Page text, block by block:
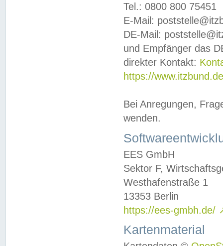
Tel.: 0800 800 75451
E-Mail:
DE-Mail:
und Empfänger das
direkter Kontakt:
https://
Bei Anregungen,
wenden.
EES GmbH
Sektor F,
Westhafenstraße 1
13353 Berlin
https://ees-gmbh.de/
Kartenmaterial